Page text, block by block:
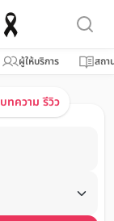
ผู้ให้บริการ สถา
บทความ รีวิว